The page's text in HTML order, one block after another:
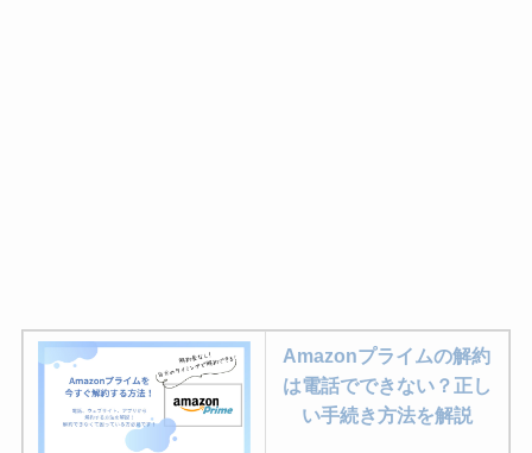
Amazonプライムの解約
は電話でできない？正し
い手続き方法を解説